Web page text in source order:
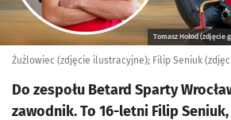
Tomasz Hołod (zdjęcie
Żużlowiec (zdjęcie ilustracyjne); Filip Seniuk
Do zespołu Betard Sparty
zawodnik. To 16-letni Filip